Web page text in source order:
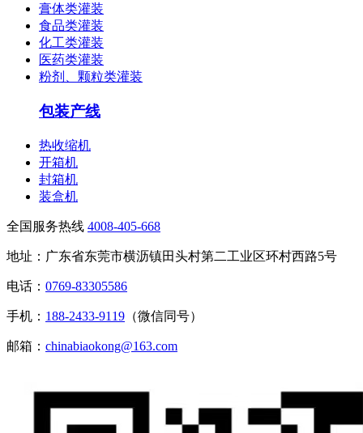
膏体类灌装
食品类灌装
化工类灌装
医药类灌装
粉剂、颗粒类灌装
包装产线
热收缩机
开箱机
封箱机
装盒机
全国服务热线 4008-405-668
地址：广东省东莞市横沥镇田头村第二工业区环村西路5号
电话： 0769-83305586
手机： 188-2433-9119 （微信同号）
邮箱： chinabiaokong@163.com